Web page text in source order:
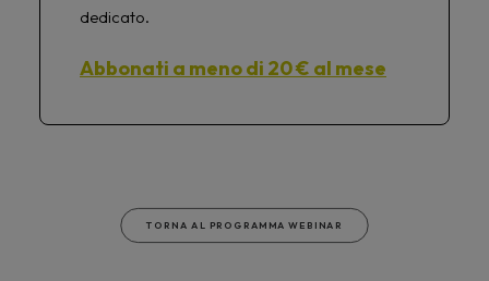
dedicato.
Abbonati a meno di 20 € al mese
TORNA AL PROGRAMMA WEBINAR